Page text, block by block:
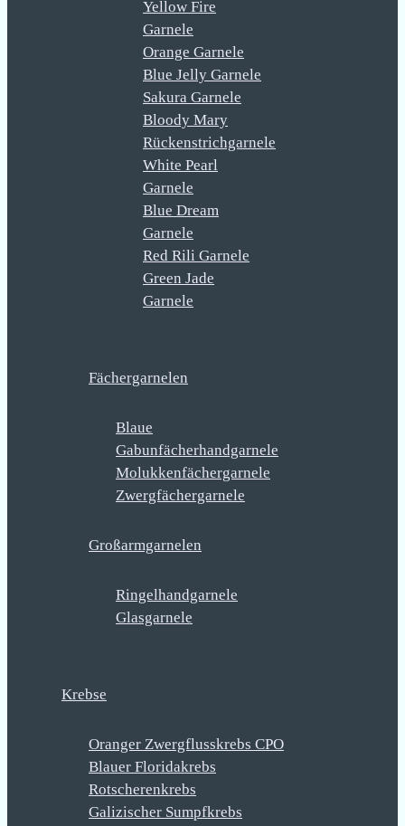
Yellow Fire
Garnele
Orange Garnele
Blue Jelly Garnele
Sakura Garnele
Bloody Mary
Rückenstrichgarnele
White Pearl
Garnele
Blue Dream
Garnele
Red Rili Garnele
Green Jade
Garnele
Fächergarnelen
Blaue
Gabunfächerhandgarnele
Molukkenfächergarnele
Zwergfächergarnele
Großarmgarnelen
Ringelhandgarnele
Glasgarnele
Krebse
Oranger Zwergflusskrebs CPO
Blauer Floridakrebs
Rotscherenkrebs
Galizischer Sumpfkrebs